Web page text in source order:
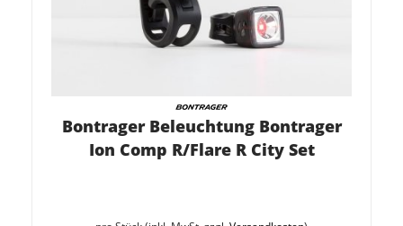
Bontrager Beleuchtung Bontrager
Ion Comp R/Flare R City Set